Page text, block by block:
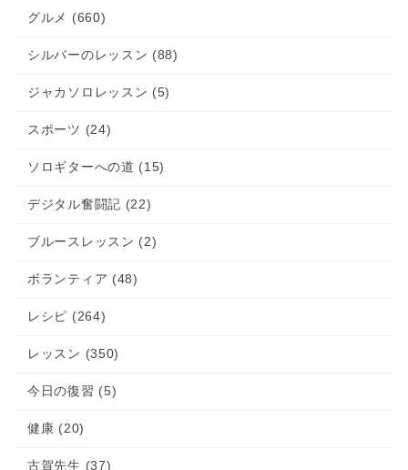
グルメ (660)
シルバーのレッスン (88)
ジャカソロレッスン (5)
スポーツ (24)
ソロギターへの道 (15)
デジタル奮闘記 (22)
ブルースレッスン (2)
ボランティア (48)
レシピ (264)
レッスン (350)
今日の復習 (5)
健康 (20)
古賀先生 (37)